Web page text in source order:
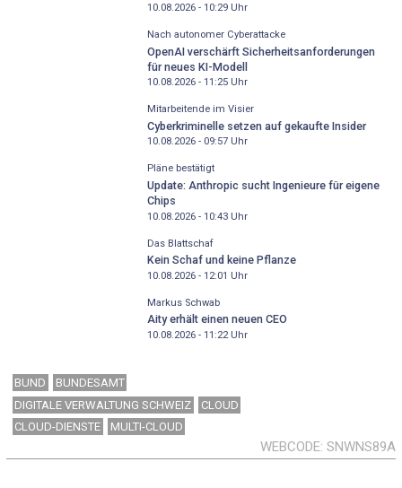
10.08.2026 - 10:29Uhr
Nach autonomer Cyberattacke
OpenAI verschärft Sicherheitsanforderungen
für neues KI-Modell
10.08.2026 - 11:25Uhr
Mitarbeitende im Visier
Cyberkriminelle setzen auf gekaufte Insider
10.08.2026 - 09:57Uhr
Pläne bestätigt
Update: Anthropic sucht Ingenieure für eigene
Chips
10.08.2026 - 10:43Uhr
Das Blattschaf
Kein Schaf und keine Pflanze
10.08.2026 - 12:01 Uhr
Markus Schwab
Aity erhält einen neuen CEO
10.08.2026 - 11:22Uhr
BUND
BUNDESAMT
DIGITALE VERWALTUNG SCHWEIZ
CLOUD
CLOUD-DIENSTE
MULTI-CLOUD
WEBCODE SNWNS89A